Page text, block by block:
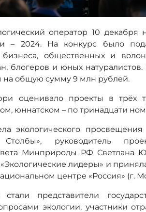
оператор 10 декабря
– 2024. На конкурс было
бизнеса, общественных и
блогеров и юных
общую сумму 9 млн рублей.
оценивало проекты в трёх
юннатском – по тринадцати
экологического
Столбы», руководитель
Минприроды РФ Светлана
лидеры» и
центре «Россия» (г.
представители
экологии, участники